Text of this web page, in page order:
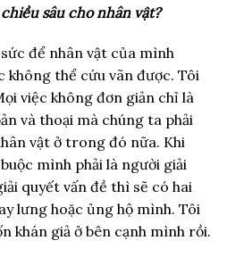
sâu cho nhân vật?
để nhân vật của mình
không thể cứu vãn được. Tôi
việc không đơn giản chỉ là
và thoại mà chúng ta phải
vật ở trong đó nữa. Khi
mình phải là người giải
quyết vấn đề thì sẽ có hai
lưng hoặc ủng hộ mình. Tôi
khán giả ở bên cạnh mình rồi.